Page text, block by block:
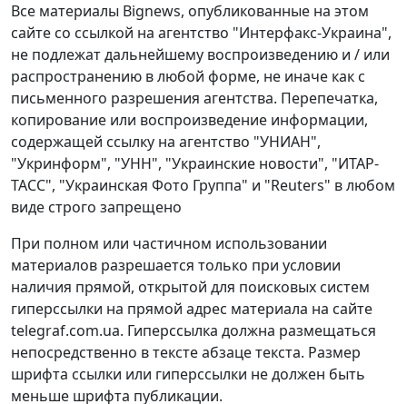
Все материалы Bignews, опубликованные на этом
сайте со ссылкой на агентство "Интерфакс-Украина",
не подлежат дальнейшему воспроизведению и / или
распространению в любой форме, не иначе как с
письменного разрешения агентства. Перепечатка,
копирование или воспроизведение информации,
содержащей ссылку на агентство "УНИАН",
"Укринформ", "УНН", "Украинские новости", "ИТАР-
ТАСС", "Украинская Фото Группа" и "Reuters" в любом
виде строго запрещено
При полном или частичном использовании
материалов разрешается только при условии
наличия прямой, открытой для поисковых систем
гиперссылки на прямой адрес материала на сайте
telegraf.com.ua. Гиперссылка должна размещаться
непосредственно в тексте абзаце текста. Размер
шрифта ссылки или гиперссылки не должен быть
меньше шрифта публикации.